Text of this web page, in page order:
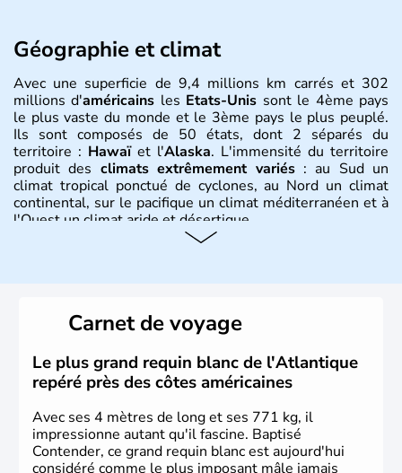
Géographie et climat
Avec une superficie de 9,4 millions km carrés et 302
millions d'américains les Etats-Unis sont le 4ème pays
le plus vaste du monde et le 3ème pays le plus peuplé.
Ils sont composés de 50 états, dont 2 séparés du
territoire : Hawaïet l'Alaska. L'immensité du territoire
produit des climats extrêmement variés: au Sud un
climat tropical ponctué de cyclones, au Nord un climat
continental, sur le pacifique un climat méditerranéen et à
l'Ouest un climat aride et désertique.
Plusieurs populations se sont succédées avant l'arrivée
des européens, suite à la découverte du continent par
Christophe Colomb en 1492. Les 13 colonies
britanniques proclament la Déclaration d'indépendance
en 1776 et adoptent leur première constitution en 1787.
La conquête de l'Ouest marque ensuite l'entrée dans une
phase de développement intense.
Carnet de voyage
Le plus grand requin blanc de l'Atlantique
repéré près des côtes américaines
Avec ses 4 mètres de long et ses 771 kg, il
impressionne autant qu'il fascine. Baptisé
Contender, ce grand requin blanc est aujourd'hui
considéré comme le plus imposant mâle jamais